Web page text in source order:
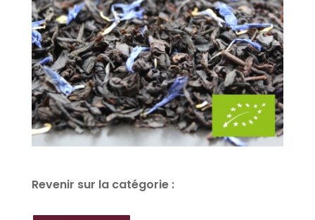
Revenir sur la catégorie :